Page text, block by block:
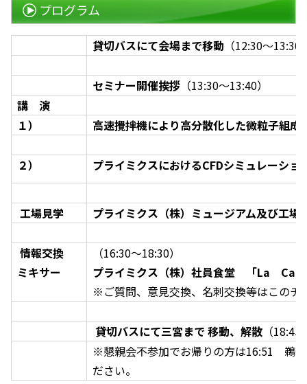
プログラム
貸切バスにて会場まで移動 （12:30～13:30
セミナー開催挨拶 （13:30～13:40）
講 演
１）
高速攪拌機により高分散化した微粒子組成
２） プライミクスにおけるCFDシミュレーシ
工場見学 プライミクス（株）ミュージアム及び工場
情報交換
ミキサー
（16:30～18:30）
プライミクス（株）社員食堂 「La
※ご質問、意見交換、名刺交換等はこのチ
貸切バスにて三宮まで 移動、解散 （
※懇親会不参加でお帰りの方は16:51 鵜
ださい。